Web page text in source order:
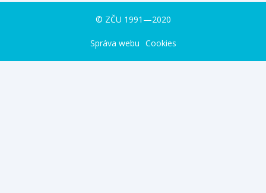
© ZČU 1991—2020
Správa webu Cookies